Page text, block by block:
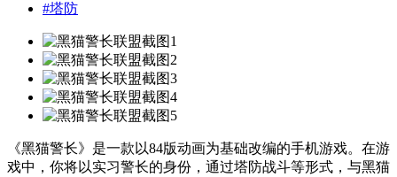
#塔防
《黑猫警长》是一款以84版动画为基础改编的手机游戏。在游
戏中，你将以实习警长的身份，通过塔防战斗等形式，与黑猫